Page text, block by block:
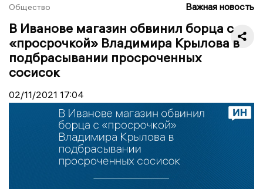
Общество Важная новость
В Иванове магазин обвинил борца с
«просрочкой» Владимира Крылова в
подбрасывании просроченных
сосисок
02/11/2021 17:04